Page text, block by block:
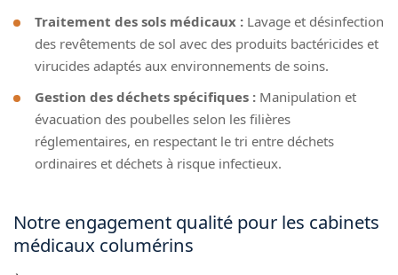
Traitement des sols médicaux : Lavage et désinfection
des revêtements de sol avec des produits bactéricides et
virucides adaptés aux environnements de soins.
Gestion des déchets spécifiques : Manipulation et
évacuation des poubelles selon les filières
réglementaires, en respectant le tri entre déchets
ordinaires et déchets à risque infectieux.
Notre engagement qualité pour les cabinets
médicaux columérins